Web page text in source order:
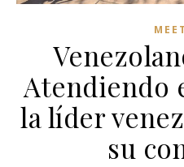
Atendiendo
la líder
su